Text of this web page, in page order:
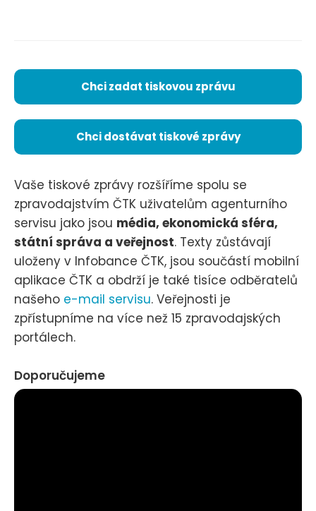
Chci zadat tiskovou zprávu
Chci dostávat tiskové zprávy
Vaše tiskové zprávy rozšíříme spolu se
zpravodajstvím ČTK uživatelům agenturního
servisu jako jsou média, ekonomická sféra,
státní správa a veřejnost. Texty zůstávají
uloženy v Infobance ČTK, jsou součástí mobilní
aplikace ČTK a obdrží je také tisíce odběratelů
našeho e-mail servisu. Veřejnosti je
zpřístupníme na více než 15 zpravodajských
portálech.
Doporučujeme